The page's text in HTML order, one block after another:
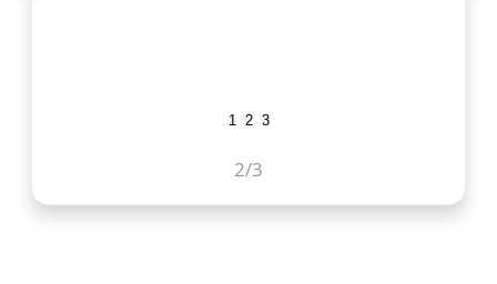
1 2 3
2/3